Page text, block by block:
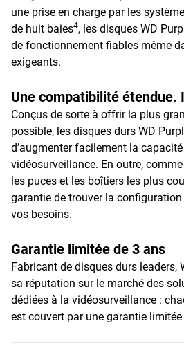
une prise en charge par les
de huit baies4, les disques WD
de fonctionnement fiables même
exigeants.
Une compatibilité étendue.
Conçus de sorte à offrir la plus
possible, les disques durs WD
d’augmenter facilement la
vidéosurveillance. En outre,
les puces et les boîtiers les plus
garantie de trouver la configuration
vos besoins.
Garantie limitée de 3 ans
Fabricant de disques durs leaders,
sa réputation sur le marché des
dédiées à la vidéosurveillance :
est couvert par une garantie